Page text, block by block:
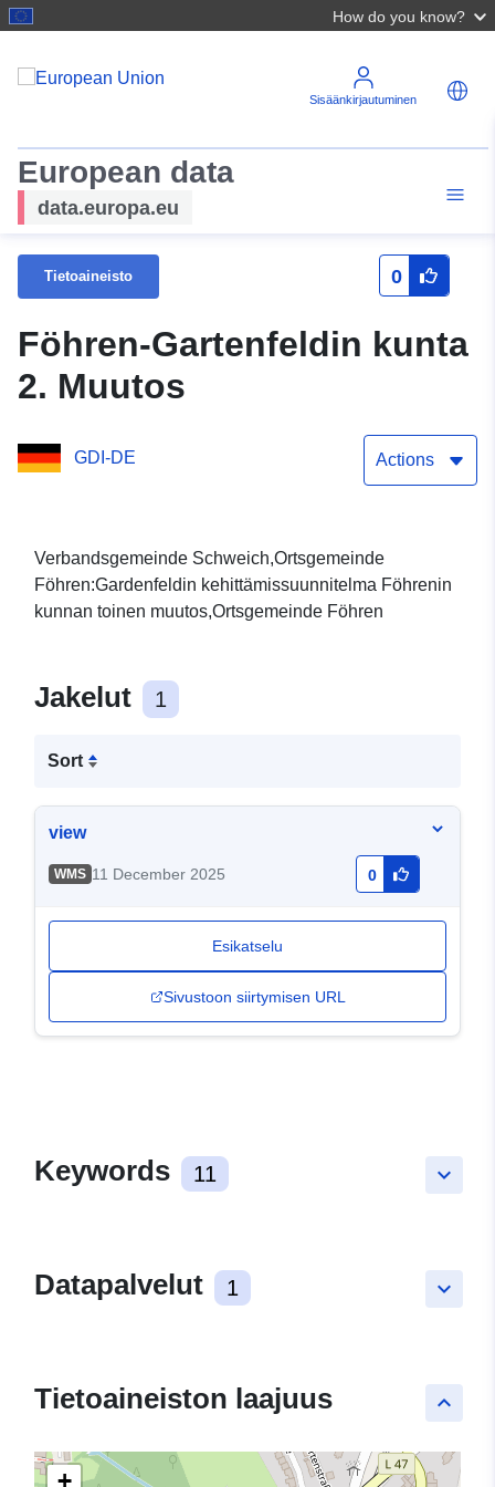
How do you know?
Sisäänkirjautuminen
European data
data.europa.eu
Tietoaineisto 0
Föhren-Gartenfeldin kunta
2. Muutos
GDI-DE Actions
Verbandsgemeinde Schweich,Ortsgemeinde
Föhren:Gardenfeldin kehittämissuunnitelma Föhrenin
kunnan toinen muutos,Ortsgemeinde Föhren
Jakelut 1
Sort
view
WMS 11 December 2025 0
Esikatselu
Sivustoon siirtymisen URL
keyboard_arrow_down
Keywords 11
keyboard_arrow_down
Datapalvelut 1
keyboard_arrow_up
Tietoaineiston laajuus
+